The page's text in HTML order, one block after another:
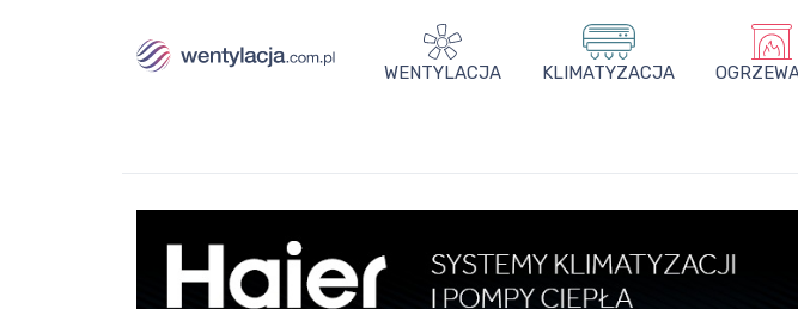
WENTYLACJA KLIMATYZACJA